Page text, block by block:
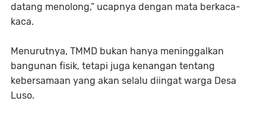
datang menolong,” ucapnya dengan mata berkaca-
kaca.
Menurutnya, TMMD bukan hanya meninggalkan
bangunan fisik, tetapi juga kenangan tentang
kebersamaan yang akan selalu diingat warga Desa
Luso.